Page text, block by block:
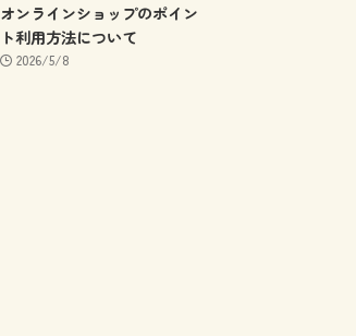
オンラインショップのポイン
ト利用方法について
2026/5/8